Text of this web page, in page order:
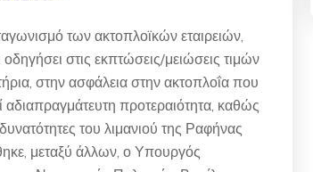
των ακτοπλοϊκών εταιρειών,
οδηγήσει στις εκπτώσεις/μειώσεις τιμών
στην ασφάλεια στην ακτοπλοΐα που
αδιαπραγμάτευτη προτεραιότητα, καθώς
δυνατότητες του λιμανιού της Ραφήνας
μεταξύ άλλων, ο Υπουργός